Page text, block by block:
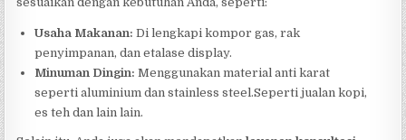
Usaha Makanan: Di lengkapi kompor gas, rak
penyimpanan, dan etalase display.
Minuman Dingin: Menggunakan material anti karat
seperti aluminium dan stainless steel.Seperti jualan kopi,
es teh dan lain lain.